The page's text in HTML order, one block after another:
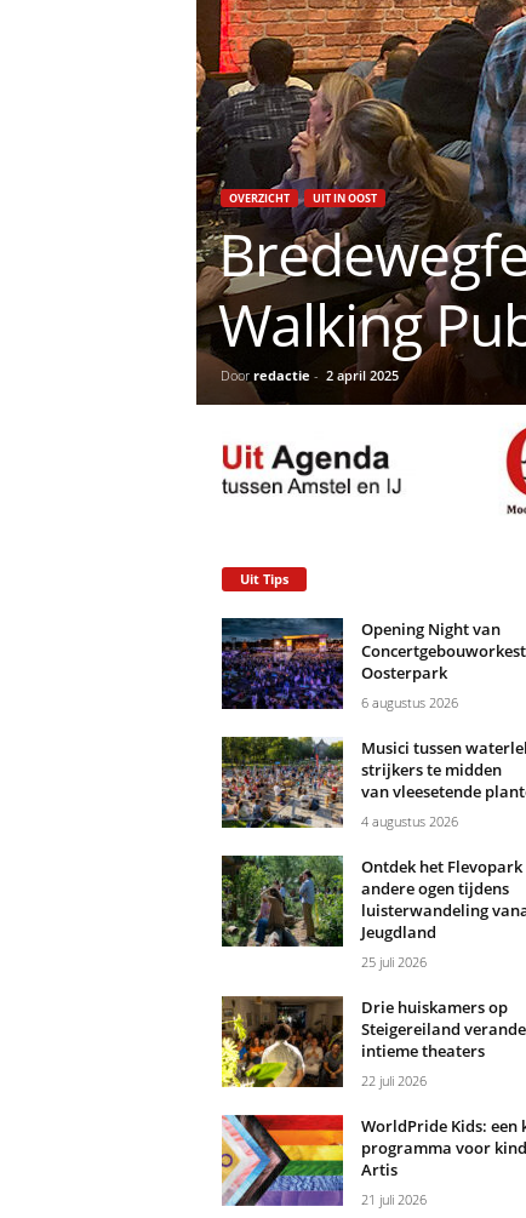
OVERZICHT UIT IN OOST
Walking
Door redactie - 2 april 2025
Uit Tips
Opening Night van
Oosterpark
6 augustus 2026
Musici tussen
strijkers te midden
van vleesetende
4 augustus 2026
Ontdek het Flevopark
andere ogen tijdens
luisterwandeling
Jeugdland
25 juli 2026
Drie huiskamers op
Steigereiland
intieme theaters
22 juli 2026
WorldPride Kids:
programma voor
Artis
21 juli 2026